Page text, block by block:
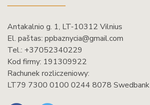
Antakalnio g. 1, LT-10312 Vilnius
El. paštas: ppbaznycia@gmail.com
Tel.: +37052340229
Kod firmy: 191309922
Rachunek rozliczeniowy:
LT79 7300 0100 0244 8078 Swedbank